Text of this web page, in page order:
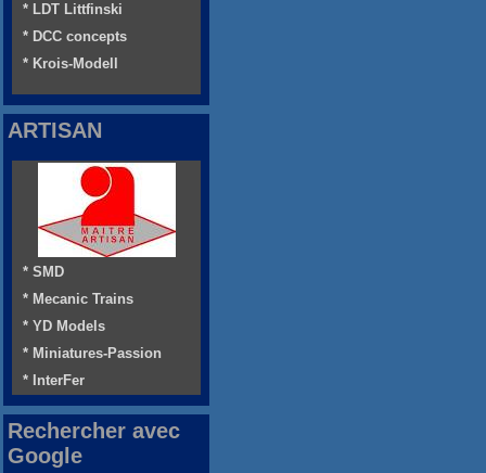
* LDT Littfinski
* DCC concepts
* Krois-Modell
ARTISAN
* SMD
* Mecanic Trains
* YD Models
* Miniatures-Passion
* InterFer
Rechercher avec
Google